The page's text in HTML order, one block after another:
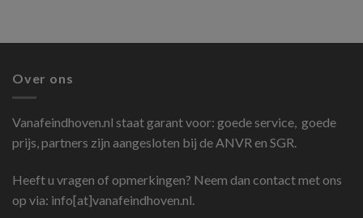
Over ons
Vanafeindhoven.nl staat garant voor: goede service, goede
prijs, partners zijn aangesloten bij de ANVR en SGR.
Heeft u vragen of opmerkingen? Neem dan contact met ons
op via: info[at]vanafeindhoven.nl.